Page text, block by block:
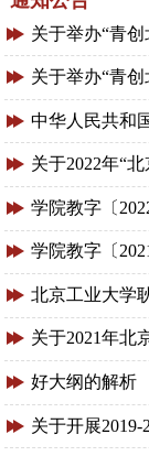
关于举办“青创北京”2026年“挑战
关于举办“青创北京”2026年“挑战
中华人民共和
关于2022年“北京
学院教字〔2022〕2号
学院教字〔2021〕12号
北京工业大学耿丹学
关于2021年北京工业大
好大纲的解析
关于开展2019-